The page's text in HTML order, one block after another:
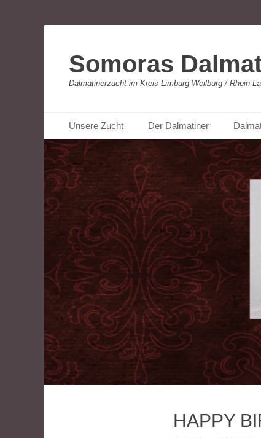
Somoras
Dalmatinerzucht im Kreis Limburg-Weilburg / Rhein-
Primäres Menü
Inhalt
springen
Unsere Zucht Der Dalmatiner
HAPPY